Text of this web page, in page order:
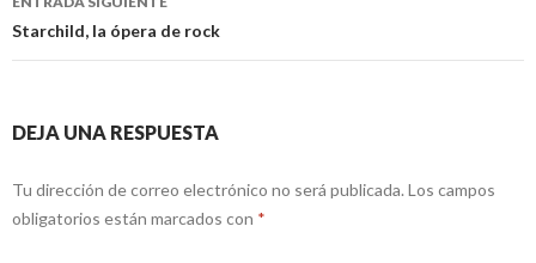
Starchild, la ópera de rock
DEJA UNA RESPUESTA
Tu dirección de correo electrónico no será publicada. Los campos
obligatorios están marcados con *